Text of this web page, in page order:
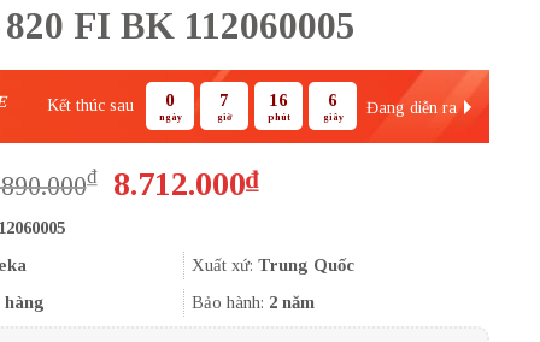
FI BK 112060005
Kết thúc sau 0
ngày
7
giờ
16
phút
5
giây
Đang diễn ra
₫
Giá
10.890.000₫.
8.712.000₫Giá
là:
8.712.000₫.
Xuất xứ:Trung Quốc
hàng
Bảo hành: 2 năm